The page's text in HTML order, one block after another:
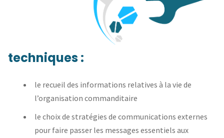
techniques :
le recueil des informations relatives à la vie de
l’organisation commanditaire
le choix de stratégies de communications externes
pour faire passer les messages essentiels aux